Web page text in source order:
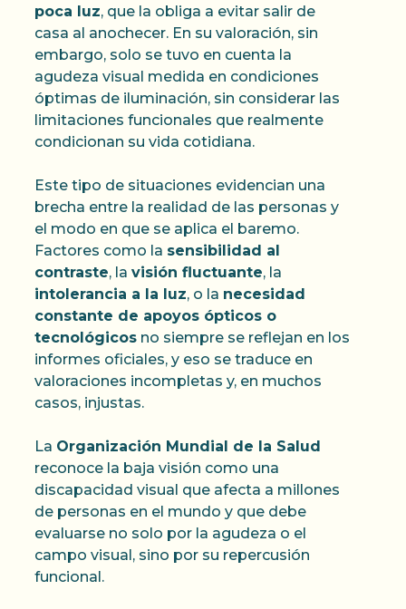
poca luz, que la obliga a evitar salir de
casa al anochecer. En su valoración, sin
embargo, solo se tuvo en cuenta la
agudeza visual medida en condiciones
óptimas de iluminación, sin considerar las
limitaciones funcionales que realmente
condicionan su vida cotidiana.
Este tipo de situaciones evidencian una
brecha entre la realidad de las personas y
el modo en que se aplica el baremo.
Factores como la sensibilidad al
contraste, la visión fluctuante, la
intolerancia a la luz, o la necesidad
constante de apoyos ópticos o
tecnológicos no siempre se reflejan en los
informes oficiales, y eso se traduce en
valoraciones incompletas y, en muchos
casos, injustas.
La Organización Mundial de la Salud
reconoce la baja visión como una
discapacidad visual que afecta a millones
de personas en el mundo y que debe
evaluarse no solo por la agudeza o el
campo visual, sino por su repercusión
funcional.